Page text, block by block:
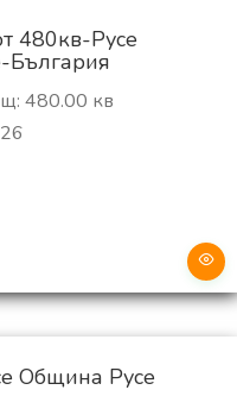
480кв-Русе
България
480.00 кв
Община Русе